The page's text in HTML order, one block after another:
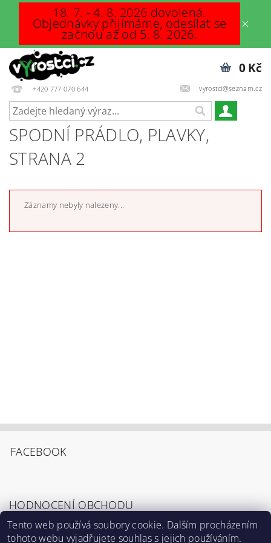
18. 7. - 4. 8. 2026 dovolená.
Objednávky přijímáme, odesílat se
začnou až od 5. 8. 2026.
+420 777 070 644 vyrostci@seznam.cz
0 Kč
SPODNÍ PRÁDLO, PLAVKY,
STRANA 2
Záznamy nebyly nalezeny...
FACEBOOK
HODNOCENÍ OBCHODU
Tento web používá soubory cookie. Dalším procházením
tohoto webu vyjadřujete souhlas s jejich používáním.